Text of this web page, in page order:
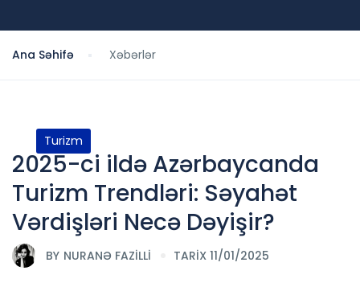
Ana Səhifə Xəbərlər
Turizm
2025-ci ildə Azərbaycanda
Turizm Trendləri: Səyahət
Vərdişləri Necə Dəyişir?
BY NURANƏ FAZILLI TARİX 11/01/2025